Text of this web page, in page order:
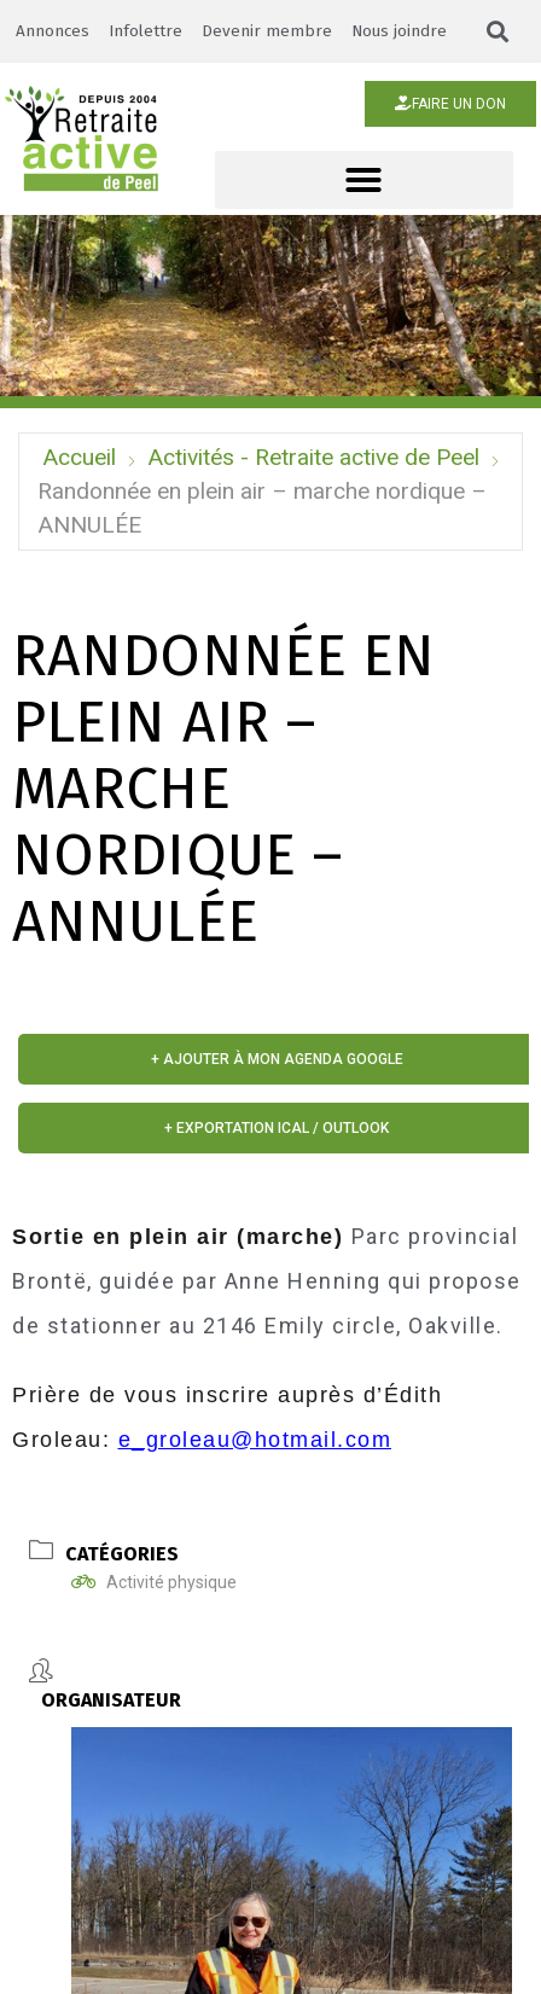
Annonces Infolettre Devenir membre Nous joindre
FAIRE UN DON
Accueil
Activités - Retraite active de Peel
Randonnée en plein air – marche nordique –
ANNULÉE
RANDONNÉE EN
PLEIN AIR –
MARCHE
NORDIQUE –
ANNULÉE
+ AJOUTER À MON AGENDA GOOGLE
+ EXPORTATION ICAL / OUTLOOK
Sortie en plein air (marche) Parc provincial
Brontë, guidée par Anne Henning qui propose
de stationner au 2146 Emily circle, Oakville.
Prière de vous inscrire auprès d’Édith
Groleau: e_groleau@hotmail.com
CATÉGORIES
Activité physique
ORGANISATEUR